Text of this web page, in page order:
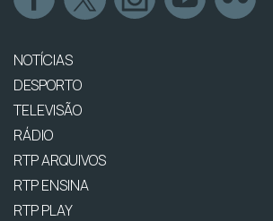
NOTÍCIAS
DESPORTO
TELEVISÃO
RÁDIO
RTP ARQUIVOS
RTP ENSINA
RTP PLAY